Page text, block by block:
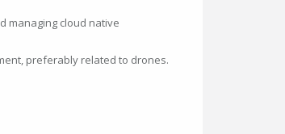
managing cloud native
preferably related to drones.